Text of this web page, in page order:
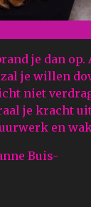
je dan
je willen
niet
je kracht
en
Buis-